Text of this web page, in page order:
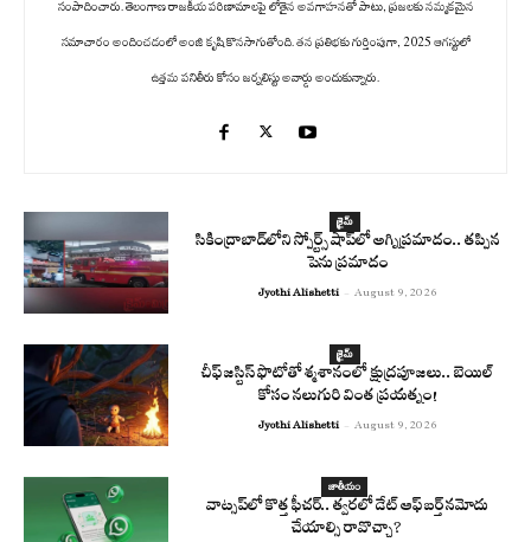
సంపాదించారు. తెలంగాణ రాజకీయ పరిణామాలపై లోతైన అవగాహనతో పాటు, ప్రజలకు నమ్మకమైన
సమాచారం అందించడంలో అంజి కృషి కొనసాగుతోంది. తన ప్రతిభకు గుర్తింపుగా, 2025 ఆగస్టులో
ఉత్తమ పనితీరు కోసం జర్నలిస్టు అవార్డు అందుకున్నారు.
క్రైమ్
సికింద్రాబాద్‌లోని స్పోర్ట్స్ షాప్‌లో అగ్నిప్రమాదం.. తప్పిన
పెను ప్రమాదం
Jyothi Alishetti - August 9, 2026
క్రైమ్
చీఫ్ జస్టిస్ ఫొటోతో శ్మశానంలో క్షుద్రపూజలు.. బెయిల్
కోసం నలుగురి వింత ప్రయత్నం!
Jyothi Alishetti - August 9, 2026
జాతీయం
వాట్సప్‌లో కొత్త ఫీచర్.. త్వరలో డేట్ ఆఫ్ బర్త్ నమోదు
చేయాల్సి రావొచ్చా?